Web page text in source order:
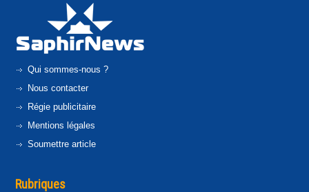
Qui sommes-nous ?
Nous contacter
Régie publicitaire
Mentions légales
Soumettre article
Rubriques